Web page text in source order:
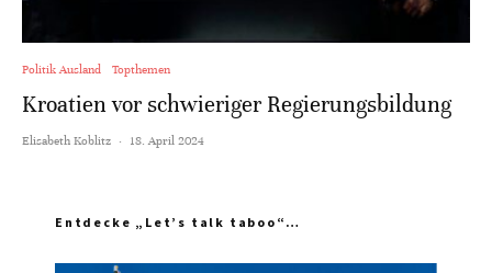
Politik Ausland Topthemen
Kroatien vor schwieriger Regierungsbildung
Elisabeth Koblitz · 18. April 2024
Entdecke „Let’s talk taboo“…